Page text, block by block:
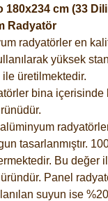
180x234 cm (33
Radyatör
radyatörler en
yüksek
üretilmektedir.
bina içerisinde
tasarlanmıştır.
Bu değer
Panel
suyun ise